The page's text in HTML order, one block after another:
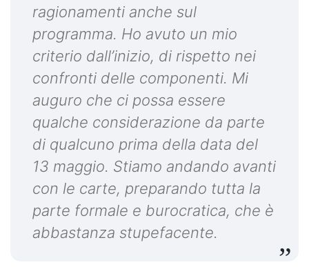
ragionamenti anche sul
programma. Ho avuto un mio
criterio dall’inizio, di rispetto nei
confronti delle componenti. Mi
auguro che ci possa essere
qualche considerazione da parte
di qualcuno prima della data del
13 maggio. Stiamo andando avanti
con le carte, preparando tutta la
parte formale e burocratica, che è
abbastanza stupefacente.